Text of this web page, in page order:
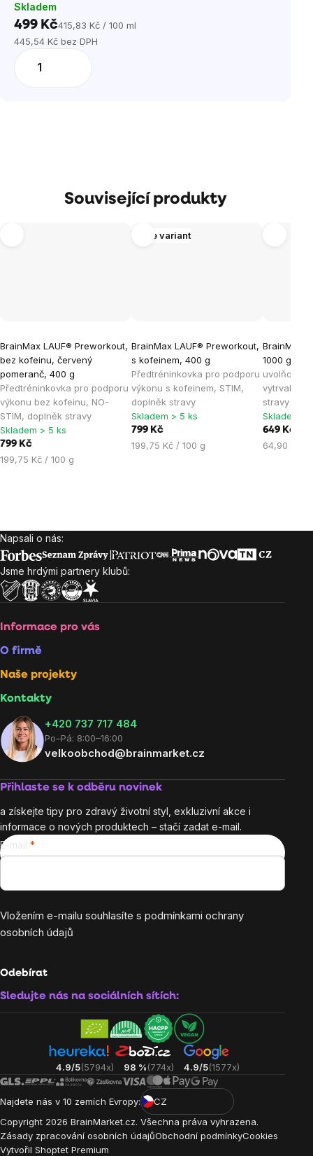
Skladem
499 Kč
445,54 Kč bez DPH
Měrná
cena:
415,83 Kč / 100 ml
Související produkty
BrainMax LAUF® Preworkout,
bez kofeinu, červený
pomeranč, 400 g
Předtréninkovka pro podporu
výkonu bez kofeinu, NO-
STIM, doplněk stravy
Skladem > 5 ks
799 Kč
Měrná
199,75 Kč / 100 g
Více variant
BrainMax LAUF® Preworkout,
s kofeinem, 400 g
Předtréninkovka pro podporu
výkonu s kofeinem, STIM,
doplněk stravy
Skladem > 5 ks
799 Kč
Měrná
199,75 Kč / 100 g
BrainMax
1000 g
stravy
Skladem >
649 Kč
Měrná
64,90 Kč /
Zápatí
Napsali o nás:
Jsme hrdými partnery klubů:
Informace pro vás
O firmě
Naše projekty
Kontakty
+420 737 717 484
Po–Pá: 8:00–16:00
velkoobchod@brainmarket.cz
Přihlaste se k odběru novinek
a získejte tipy pro zdravý životní styl, exkluzivní akce i
informace o nových produktech – stačí zadat e-mail.
E-mail
Vložením e-mailu souhlasíte s podmínkami ochrany
osobních údajů
Odebírat
Sledujte nás na sociálních sítích:
4.9/5(5794x) 98 %(774x) 4.9/5(1577x)
Najdete nás v 10 zemích Evropy:
CZ
Copyright 2026 BrainMarket.cz. Všechna práva vyhrazena.
Zásady zpracování osobních údajůObchodní podmínkyCookies
Vytvořil Shoptet Premium